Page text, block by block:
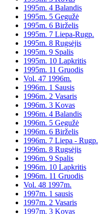
1995m. 4 Balandis
1995m. 5 Gegužė
1995m. 6 Birželis
1995m. 7 Liepa-Rugp.
1995m. 8 Rugsėjis
1995m. 9 Spalis
1995m. 10 Lapkritis
1995m. 11 Gruodis
Vol. 47 1996m.
1996m. 1 Sausis
1996m. 2 Vasaris
1996m. 3 Kovas
1996m. 4 Balandis
1996m. 5 Gegužė
1996m. 6 Birželis
1996m. 7 Liepa - Rugp.
1996m. 8 Rugsėjis
1996m. 9 Spalis
1996m. 10 Lapkritis
1996m. 11 Gruodis
Vol. 48 1997m.
1997m. 1 sausis
1997m. 2 Vasaris
1997m. 3 Kovas